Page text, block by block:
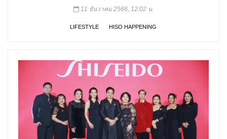
11 ธันวาคม 2566, 12:02 น.
LIFESTYLE HISO HAPPENING